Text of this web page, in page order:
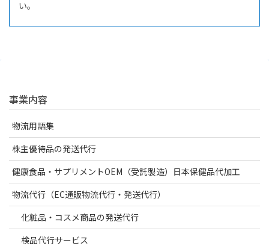
い。
事業内容
物流用語集
株主優待品の発送代行
健康食品・サプリメントOEM（受託製造）日本保健品代加工
物流代行（EC通販物流代行・発送代行）
化粧品・コスメ商品の発送代行
検品代行サービス